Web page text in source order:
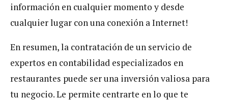
información en cualquier momento y desde
cualquier lugar con una conexión a Internet!
En resumen, la contratación de un servicio de
expertos en contabilidad especializados en
restaurantes puede ser una inversión valiosa para
tu negocio. Le permite centrarte en lo que te